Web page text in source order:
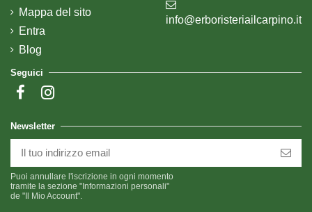
Mappa del sito
Entra
Blog
info@erboristeriailcarpino.it
Seguici
Newsletter
Puoi annullare l'iscrizione in ogni momento
tramite la sezione "Informazioni personali"
de "Il Mio Account".